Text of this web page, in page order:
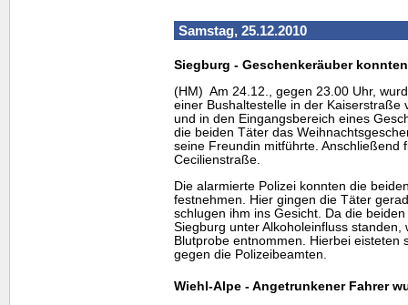
Samstag, 25.12.2010
Siegburg - Geschenkeräuber
(HM) Am 24.12., gegen 23.00 Uhr,
einer Bushaltestelle in der Kaiserstraße
und in den Eingangsbereich eines
die beiden Täter das
seine Freundin mitführte. Anschließend
Cecilienstraße.
Die alarmierte Polizei konnten die
festnehmen. Hier gingen die Täter
schlugen ihm ins Gesicht. Da die
Siegburg unter Alkoholeinfluss standen,
Blutprobe entnommen. Hierbei eisteten
gegen die Polizeibeamten.
Wiehl-Alpe - Angetrunkener Fahrer